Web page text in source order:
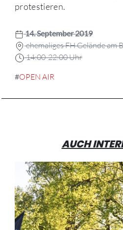
protestieren.
14. September 2019
ehemaliges FH Gelände am
14:00-22:00 Uhr
#OPEN AIR
AUCH